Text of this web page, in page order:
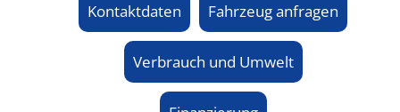
Kontaktdaten Fahrzeug anfragen
Verbrauch und Umwelt